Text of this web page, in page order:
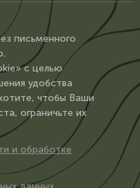
письменного
с целью
удобства
чтобы Ваши
ограничьте их
и обработке